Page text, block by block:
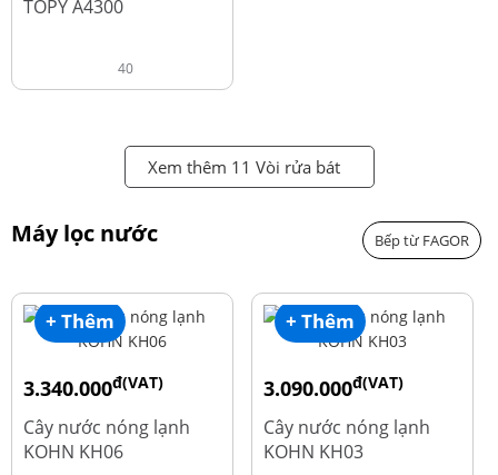
TOPY A4300
40
Xem thêm 11 Vòi rửa bát
Máy lọc nước Bếp từ FAGOR
+ Thêm
3.340.000đ(VAT)
4.550.000
Cây nước nóng lạnh
KOHN KH06
+ Thêm
3.090.000đ(VAT)
3.690.000
Cây nước nóng lạnh
KOHN KH03